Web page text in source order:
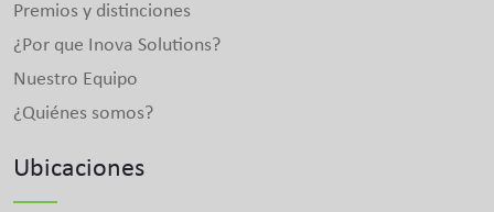
Premios y distinciones
¿Por que Inova Solutions?
Nuestro Equipo
¿Quiénes somos?
Ubicaciones